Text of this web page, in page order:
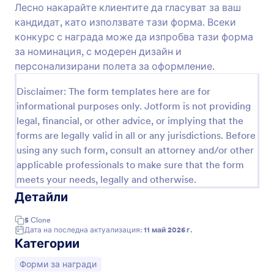
Лесно накарайте клиентите да гласуват за ваш
кандидат, като използвате тази форма. Всеки
конкурс с награда може да изпробва тази форма
за номинация, с модерен дизайн и
персонализирани полета за оформление.
Disclaimer: The form templates here are for
informational purposes only. Jotform is not providing
legal, financial, or other advice, or implying that the
forms are legally valid in all or any jurisdictions. Before
using any such form, consult an attorney and/or other
applicable professionals to make sure that the form
meets your needs, legally and otherwise.
Детайли
5 Clone
Дата на последна актуализация: 11 май 2026 г.
Категории
Отидете на категорията:
Форми за награди
подчертаят постиженията на номинираните,
както и техните силни страни при работа с
екип. Използвайте най-добрата форма за
номинация на служители и продължете да
гласувате.
Преглед